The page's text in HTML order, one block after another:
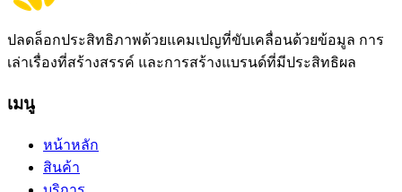
ปลดล็อกประสิทธิภาพด้วยแคมเปญที่ขับเคลื่อนด้วยข้อมูล การ
เล่าเรื่องที่สร้างสรรค์ และการสร้างแบรนด์ที่มีประสิทธิผล
เมนู
หน้าหลัก
สินค้า